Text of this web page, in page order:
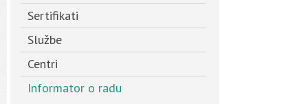
Sertifikati
Službe
Centri
Informator o radu